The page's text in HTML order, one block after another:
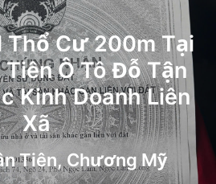
Thổ Cư 200m Tại
Ô Tô Đỗ Tận
Kinh Doanh Liên
Xã
Tiên, Chương Mỹ